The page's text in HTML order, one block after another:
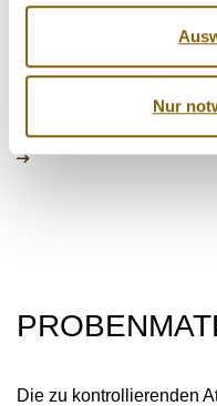
Nur
Die zu kontrollierenden